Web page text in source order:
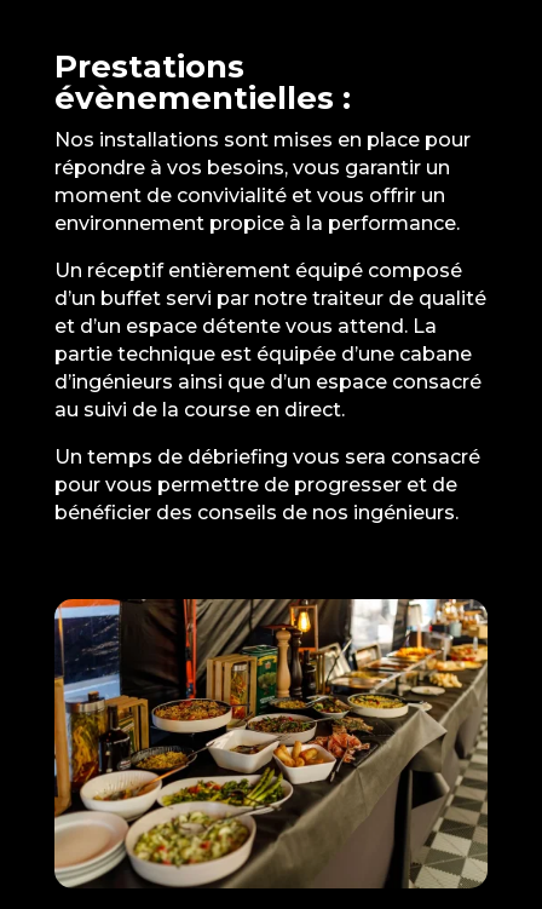
Prestations
évènementielles :
Nos installations sont mises en place pour
répondre à vos besoins, vous garantir un
moment de convivialité et vous offrir un
environnement propice à la performance.
Un réceptif entièrement équipé composé
d’un buffet servi par notre traiteur de qualité
et d’un espace détente vous attend. La
partie technique est équipée d’une cabane
d’ingénieurs ainsi que d’un espace consacré
au suivi de la course en direct.
Un temps de débriefing vous sera consacré
pour vous permettre de progresser et de
bénéficier des conseils de nos ingénieurs.